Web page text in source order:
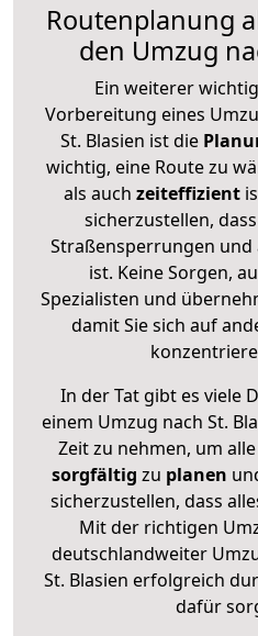
Routenplanung
den Umzug
Ein weiterer
Vorbereitung eines
St. Blasien ist die
wichtig, eine Route zu
als auch zeiteffizient
sicherzustellen,
Straßensperrungen
ist. Keine Sorgen,
Spezialisten und
damit Sie sich auf
In der Tat gibt es viele
einem Umzug nach St.
Zeit zu nehmen, um
sorgfältig zu planen
sicherzustellen, dass
Mit der richtigen
deutschlandweiter
St. Blasien erfolgreich
dafür